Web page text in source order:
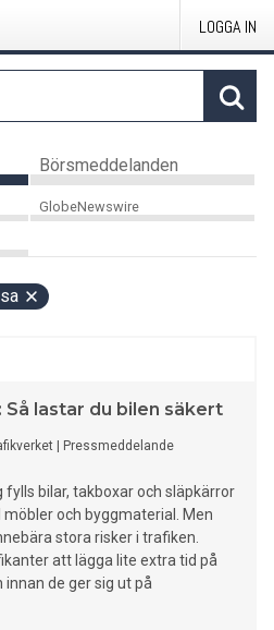
LOGGA IN
Börsmeddelanden
GlobeNewswire
Så lastar du bilen säkert
Pressmeddelande
fylls bilar, takboxar och släpkärror
och byggmaterial. Men
stora risker i trafiken.
att lägga lite extra tid på
de ger sig ut på